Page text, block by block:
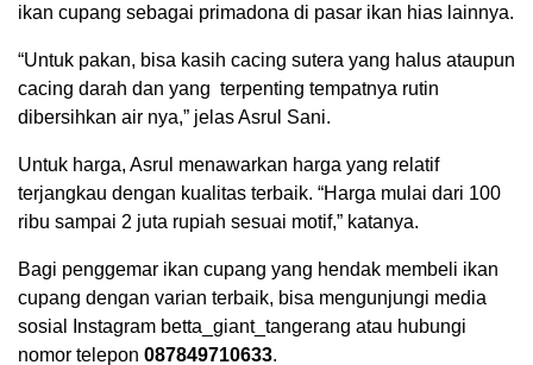
ikan cupang sebagai primadona di pasar ikan hias lainnya.
“Untuk pakan, bisa kasih cacing sutera yang halus ataupun
cacing darah dan yang terpenting tempatnya rutin
dibersihkan air nya,” jelas Asrul Sani.
Untuk harga, Asrul menawarkan harga yang relatif
terjangkau dengan kualitas terbaik. “Harga mulai dari 100
ribu sampai 2 juta rupiah sesuai motif,” katanya.
Bagi penggemar ikan cupang yang hendak membeli ikan
cupang dengan varian terbaik, bisa mengunjungi media
sosial Instagram betta_giant_tangerang atau hubungi
nomor telepon 087849710633.